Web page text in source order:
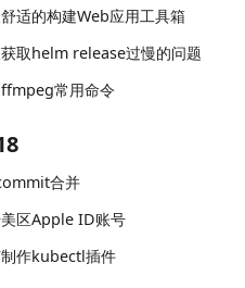
适的构建Web应用工具箱
取helm release过慢的问题
常用命令
合并
区Apple ID账号
作kubectl插件